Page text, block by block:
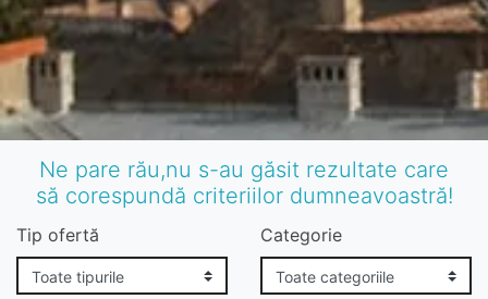
Ne pare rău,nu s-au găsit rezultate care
să corespundă criteriilor dumneavoastră!
Tip ofertă Categorie